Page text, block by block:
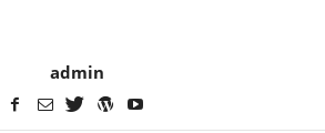
admin